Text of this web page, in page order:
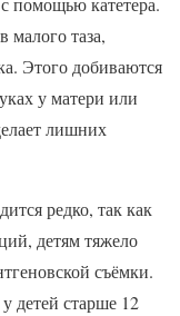
таза,
Этого добиваются
у матери или
лишних
редко, так как
детям тяжело
съёмки.
детей старше 12